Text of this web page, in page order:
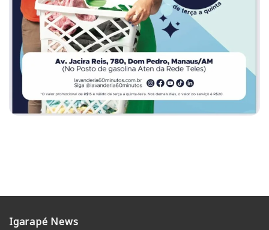
Igarapé News